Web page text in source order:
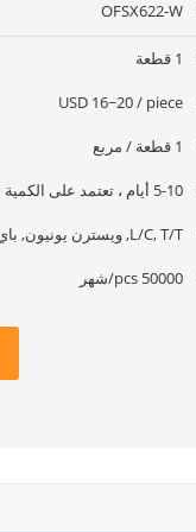
OFSX622-W
1 قطعة
USD 16~20 / piece
1 قطعة / مربع
5-10 أيام ، تعتمد على الكمية
L/C, T/T, ويسترن يونيون, باي بال
50000 pcs/شهر